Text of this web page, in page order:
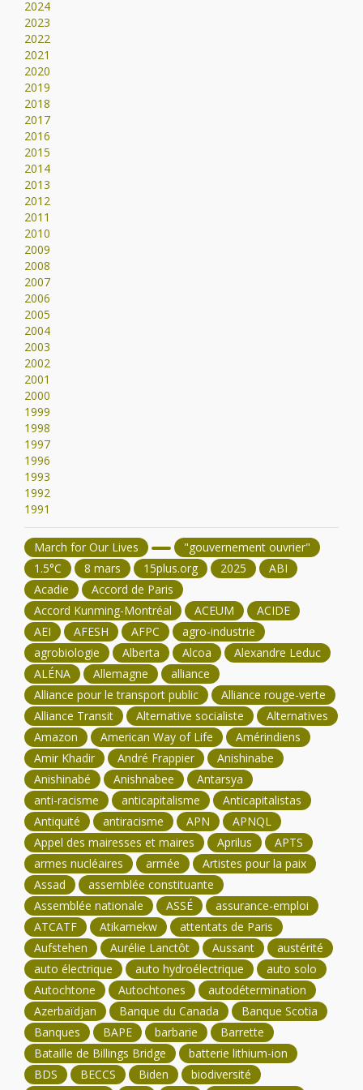
2024
2023
2022
2021
2020
2019
2018
2017
2016
2015
2014
2013
2012
2011
2010
2009
2008
2007
2006
2005
2004
2003
2002
2001
2000
1999
1998
1997
1996
1993
1992
1991
March for Our Lives
"gouvernement ouvrier"
1.5°C
8 mars 15plus.org 2025
ABI
Acadie
Accord de Paris
Accord Kunming-Montréal
ACEUM
ACIDE
AEI
AFESH AFPC
agro-industrie
agrobiologie
Alberta Alcoa
Alexandre Leduc
ALÉNA
Allemagne
alliance
Alliance pour le transport public
Alliance rouge-verte
Alliance Transit
Alternative socialiste
Alternatives
Amazon
American Way of Life
Amérindiens
Amir Khadir
André Frappier
Anishinabe
Anishinabé
Anishnabee
Antarsya
anti-racisme
anticapitalisme
Anticapitalistas
Antiquité
antiracisme APN
APNQL
Appel des mairesses et maires
Aprilus
APTS
armes nucléaires
armée
Artistes pour la paix
Assad
assemblée constituante
Assemblée nationale
ASSÉ
assurance-emploi
ATCATF
Atikamekw
attentats de Paris
Aufstehen
Aurélie Lanctôt Aussant
austérité
auto électrique
auto hydroélectrique
auto solo
Autochtone
Autochtones
autodétermination
Azerbaïdjan
Banque du Canada
Banque Scotia
Banques
BAPE barbarie
Barrette
Bataille de Billings Bridge
batterie lithium-ion
BDS
BECCS Biden
biodiversité